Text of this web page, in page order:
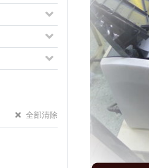
全部清除